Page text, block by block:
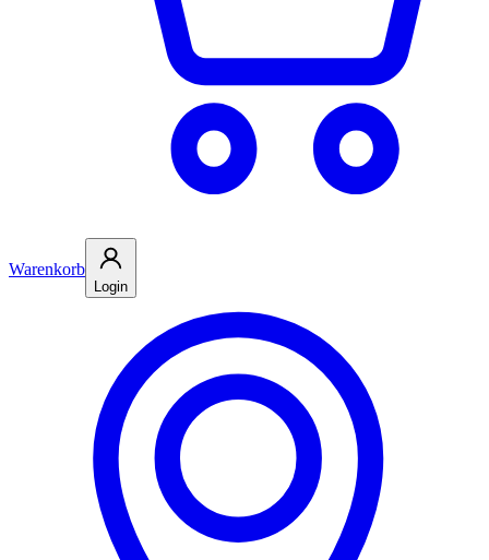
Warenkorb
Login